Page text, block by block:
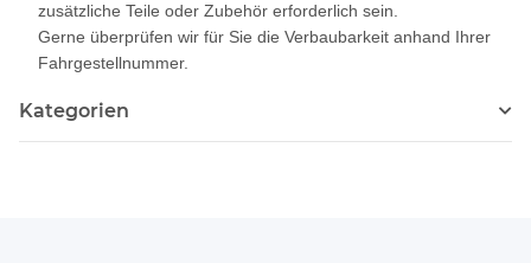
zusätzliche Teile oder Zubehör erforderlich sein.
Gerne überprüfen wir für Sie die Verbaubarkeit anhand Ihrer
Fahrgestellnummer.
Kategorien